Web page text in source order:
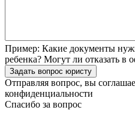
Пример: Какие документы
ребенка? Могут ли отказать в
Задать вопрос юристу
Отправляя вопрос, вы
конфиденциальности
Спасибо за вопрос